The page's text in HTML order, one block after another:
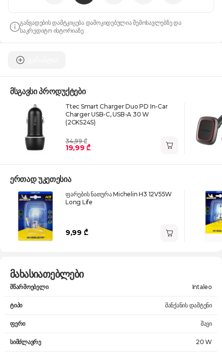
განვადების დამტკიცება დამოკიდებულია შემოსავლებზე და
საკრედიტო ისტორიაზე
მსგავსი პროდუქტები
Ttec Smart Charger Duo PD In-Car
Charger USB-C, USB-A 30 W
(2CKS24S)
34,99 ₾
19,99 ₾
ერთად უკეთესია
ფარების ნათურა Michelin H3 12V55W
Long Life
9,99 ₾
მახასიათებლები
მწარმოებელი Intaleo
ტიპი მანქანის დამტენი
ფერი შავი
სიმძლავრე 20 W